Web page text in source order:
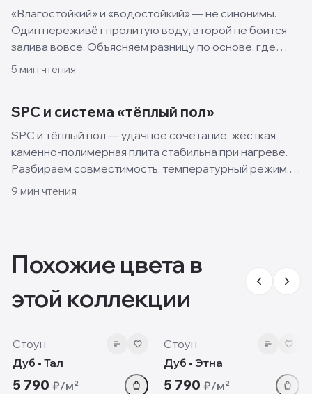
«Влагостойкий» и «водостойкий» — не синонимы.
Один переживёт пролитую воду, второй не боится
залива вовсе. Объясняем разницу по основе, где
какой класть и что выбрать на кухню.
5 мин чтения
SPC и система «тёплый пол»
SPC и тёплый пол — удачное сочетание: жёсткая
каменно-полимерная плита стабильна при нагреве.
Разбираем совместимость, температурный режим,
подложку и монтаж.
9 мин чтения
Похожие цвета в
этой коллекции
Стоун
Дуб • Тал
5 790 ₽/м²
Стоун
Дуб • Этна
5 790 ₽/м²